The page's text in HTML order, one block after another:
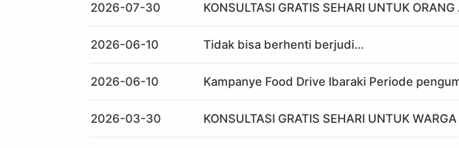
2026-07-30 KONSULTASI GRATIS SEHARI UNTUK
2026-06-10 Tidak bisa berhenti berjudi…
2026-06-10 Kampanye Food Drive Ibaraki Periode
2026-03-30 KONSULTASI GRATIS SEHARI UNTUK